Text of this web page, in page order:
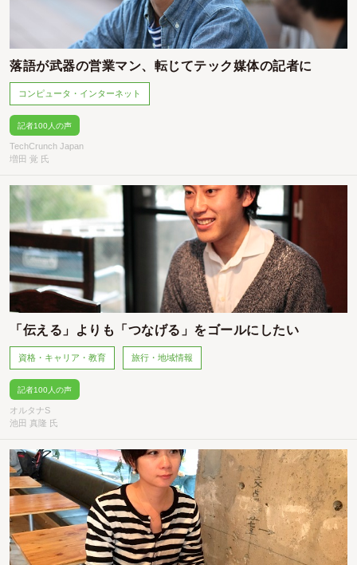
落語が武器の営業マン、転じてテック媒体の記者に
コンピュータ・インターネット
記者100人の声
TechCrunch Japan
増田 覚 氏
「伝える」よりも「つなげる」をゴールにしたい
資格・キャリア・教育 旅行・地域情報
記者100人の声
オルタナS
池田 真隆 氏